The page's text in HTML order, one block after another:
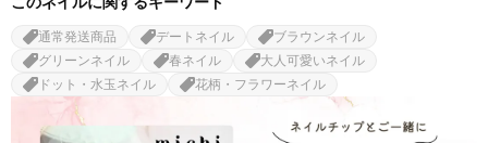
通常発送商品 デートネイル
ブラウンネイル
グリーンネイル
春ネイル
大人可愛いネイル
ドット・水玉ネイル
花柄・フラワーネイル